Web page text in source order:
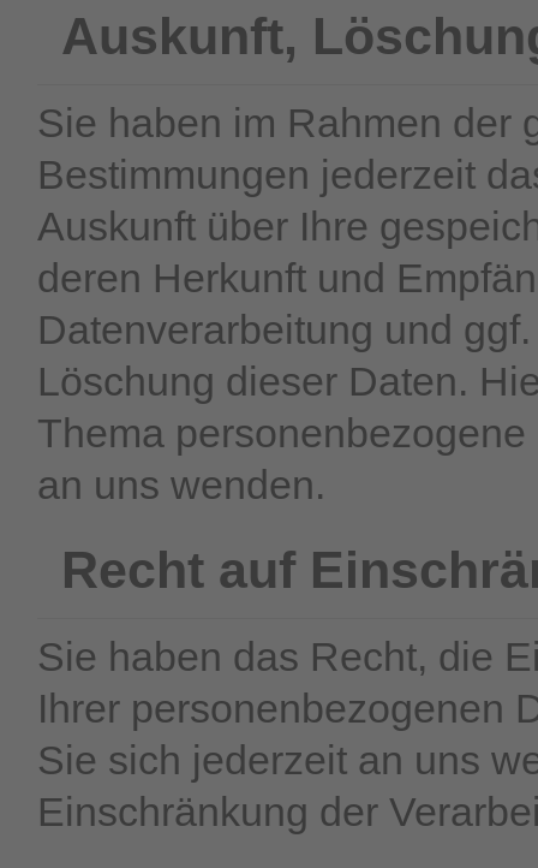
Auskunft,
Sie haben im Rahmen der
Bestimmungen jederzeit
Auskunft über Ihre
deren Herkunft und
Datenverarbeitung und
Löschung dieser Daten.
Thema
an uns wenden.
Recht auf
Sie haben das Recht, die
Ihrer personenbezogenen
Sie sich jederzeit an uns
Einschränkung der